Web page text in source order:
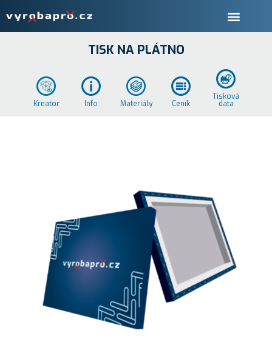
TISK NA PLÁTNO
Kreator Info Materiály Ceník
Tisková
data